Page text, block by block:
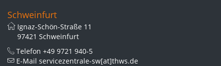
Schweinfurt
Ignaz-Schön-Straße 11
97421 Schweinfurt
Telefon +49 9721 940-5
E-Mail servicezentrale-sw[at]thws.de